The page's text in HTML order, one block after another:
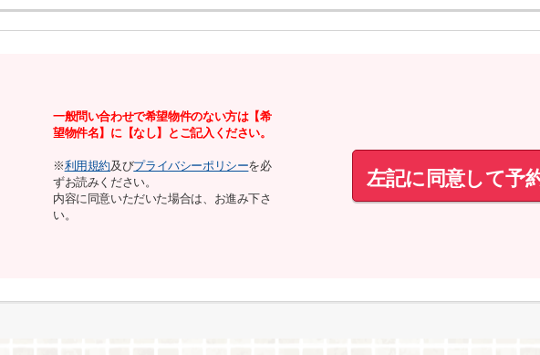
一般問い合わせで希望物件のない方は【希
望物件名】に【なし】とご記入ください。
※利用規約及びプライバシーポリシーを必
ずお読みください。
内容に同意いただいた場合は、お進み下さ
い。
左記に同意して予